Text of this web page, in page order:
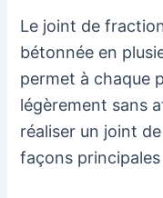
Le joint de
bétonnée en
permet à chaque
légèrement sans
réaliser un joint
façons principales